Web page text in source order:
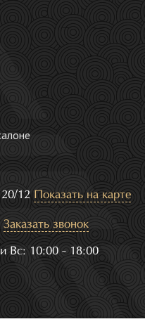
20/12 Показать на карте
Заказать звонок
Вс: 10:00 - 18:00